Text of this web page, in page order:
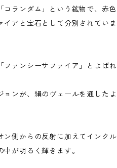
コランダム」という鉱物で、赤色
イアと宝石として分別されていま
ファンシーサファイア」とよばれ
ョンが、絹のヴェールを通したよ
ン側からの反射に加えてインクル
が明るく輝きます。